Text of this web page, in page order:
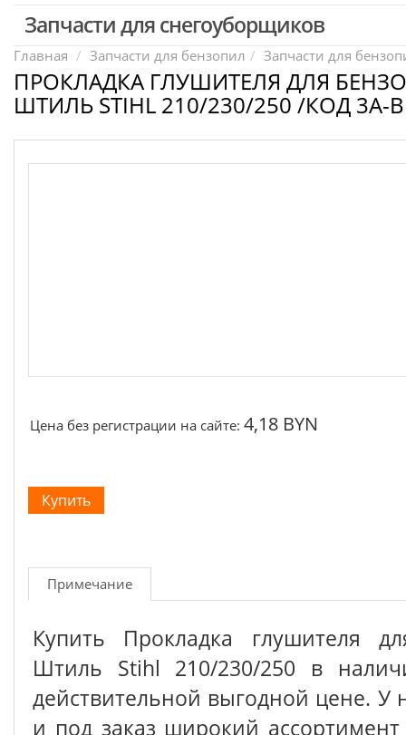
Запчасти для УШМ (болгарок)
Запчасти для электроинструмента другие
Конденсаторы
Якоря, статоры
Аккумуляторы, зарядные устройства
Щётки, щёточные узлы
Скидка 50%
Запчасти для снегоуборщиков
Главная Запчасти для бензопил Запчасти для
ПРОКЛАДКА ГЛУШИТЕЛЯ ДЛЯ
ШТИЛЬ STIHL 210/230/250 /КОД 3A-B
Цена без регистрации на сайте: 4,18 BYN
Примечание
Купить Прокладка глушителя
Штиль Stihl 210/230/250 в
действительной выгодной цене. У
и под заказ широкий